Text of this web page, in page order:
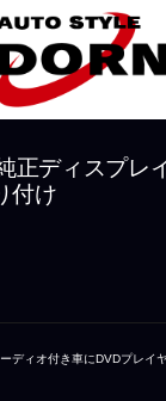
正ディスプレ
付け
ディオ付き車にDVDプレイ